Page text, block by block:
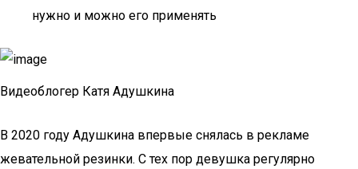
нужно и можно его применять
Видеоблогер Катя Адушкина
В 2020 году Адушкина впервые снялась в рекламе
жевательной резинки. С тех пор девушка регулярно